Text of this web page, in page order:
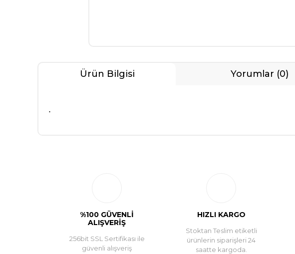
Ürün Bilgisi Yorumlar (0)
.
%100 GÜVENLİ
ALIŞVERİŞ
256bit SSL Sertifikası ile
güvenli alışveriş
HIZLI KARGO
Stoktan Teslim etiketli
ürünlerin siparişleri 24
saatte kargoda.